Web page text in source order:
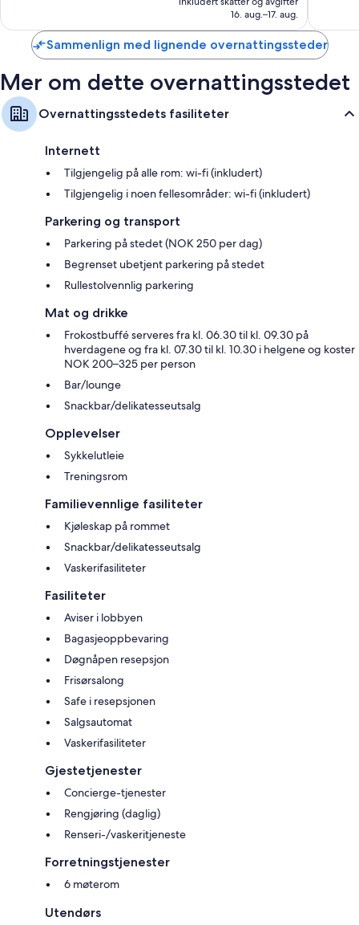
1 470 kr
16. aug.–17. aug.
Sammenlign med lignende overnattingssteder
Mer om dette overnattingsstedet
Overnattingsstedets fasiliteter
Internett
Tilgjengelig på alle rom: wi-fi (inkludert)
Tilgjengelig i noen fellesområder: wi-fi (inkludert)
Parkering og transport
Parkering på stedet (NOK 250 per dag)
Begrenset ubetjent parkering på stedet
Rullestolvennlig parkering
Mat og drikke
Frokostbuffé serveres fra kl. 06.30 til kl. 09.30 på
hverdagene og fra kl. 07.30 til kl. 10.30 i helgene og koster
NOK 200–325 per person
Bar/lounge
Snackbar/delikatesseutsalg
Opplevelser
Sykkelutleie
Treningsrom
Familievennlige fasiliteter
Kjøleskap på rommet
Snackbar/delikatesseutsalg
Vaskerifasiliteter
Fasiliteter
Aviser i lobbyen
Bagasjeoppbevaring
Døgnåpen resepsjon
Frisørsalong
Safe i resepsjonen
Salgsautomat
Vaskerifasiliteter
Gjestetjenester
Concierge-tjenester
Rengjøring (daglig)
Renseri-/vaskeritjeneste
Forretningstjenester
6 møterom
Utendørs